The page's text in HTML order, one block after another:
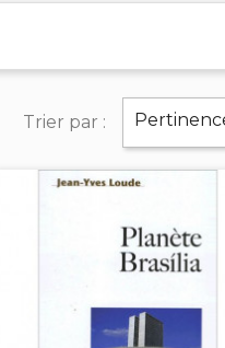
Trier par :